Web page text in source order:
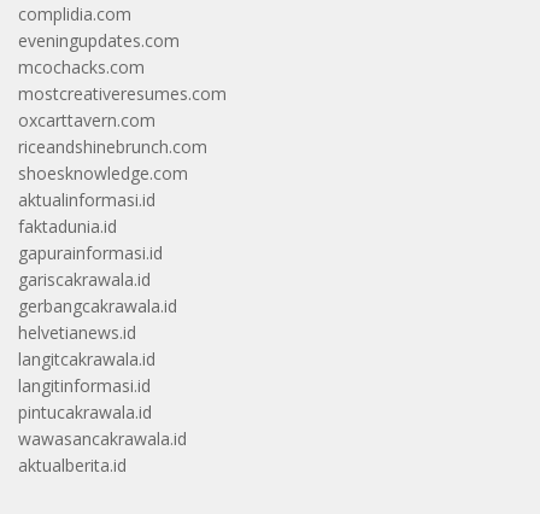
complidia.com
eveningupdates.com
mcochacks.com
mostcreativeresumes.com
oxcarttavern.com
riceandshinebrunch.com
shoesknowledge.com
aktualinformasi.id
faktadunia.id
gapurainformasi.id
gariscakrawala.id
gerbangcakrawala.id
helvetianews.id
langitcakrawala.id
langitinformasi.id
pintucakrawala.id
wawasancakrawala.id
aktualberita.id